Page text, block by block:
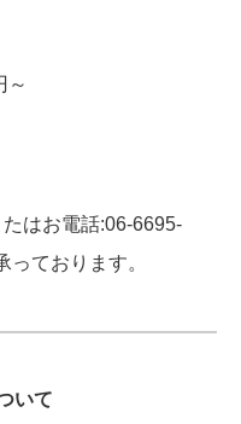
～
たはお電話:06-6695-
ております。
いて